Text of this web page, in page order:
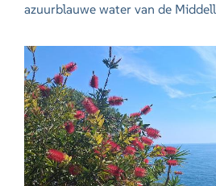
azuurblauwe water van de